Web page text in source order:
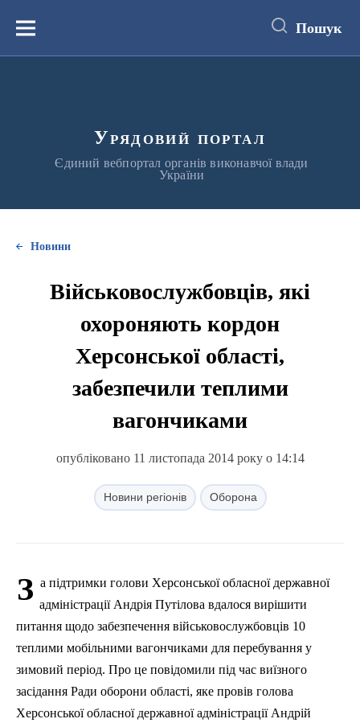
вмістуМеню Пошук
Урядовий портал
Єдиний вебпортал органів виконавчої влади
України
Новини
Військовослужбовців, які
охороняють кордон
Херсонської області,
забезпечили теплими
вагончиками
опубліковано 11 листопада 2014 року о 14:14
Новини регіонів Оборона
З а підтримки голови Херсонської обласної державної
адміністрації Андрія Путілова вдалося вирішити
питання щодо забезпечення військовослужбовців 10
теплими мобільними вагончиками для перебування у
зимовий період. Про це повідомили під час виїзного
засідання Ради оборони області, яке провів голова
Херсонської обласної державної адміністрації Андрій